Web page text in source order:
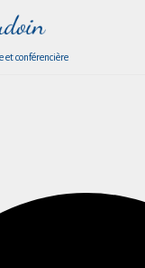
et conférencière